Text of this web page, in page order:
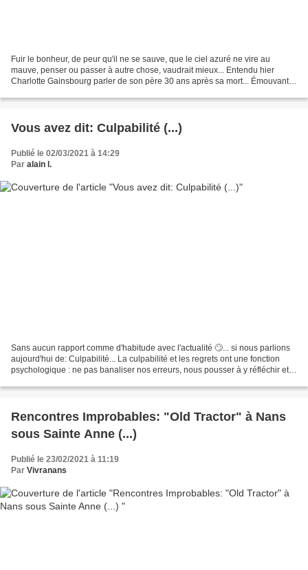
Fuir le bonheur, de peur qu'il ne se sauve, que le ciel azuré ne vire au
mauve, penser ou passer à autre chose, vaudrait mieux... Entendu hier
Charlotte Gainsbourg parler de son père 30 ans après sa mort... Émouvant
Vous avez dit: Culpabilité (...)
Publié le 02/03/2021 à 14:29
Par alain l.
Sans aucun rapport comme d'habitude avec l'actualité 🙄... si nous parlions
aujourd'hui de: Culpabilité... La culpabilité et les regrets ont une fonction
psychologique : ne pas banaliser nos erreurs, nous pousser à y réfléchir et à
Rencontres Improbables: "Old Tractor" à Nans
sous Sainte Anne (...)
Publié le 23/02/2021 à 11:19
Par Vivranans